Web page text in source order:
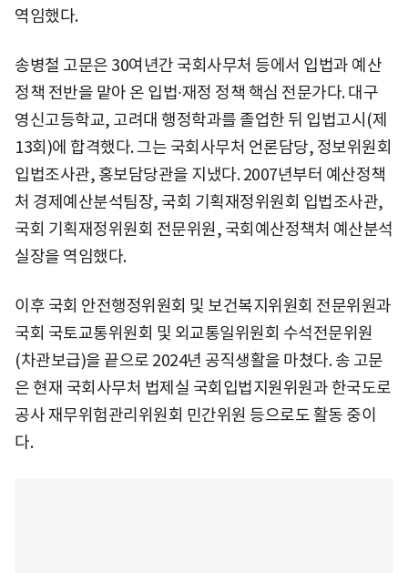
역임했다.
송병철 고문은 30여년간 국회사무처 등에서 입법과 예산
정책 전반을 맡아 온 입법∙재정 정책 핵심 전문가다. 대구
영신고등학교, 고려대 행정학과를 졸업한 뒤 입법고시(제
13회)에 합격했다. 그는 국회사무처 언론담당, 정보위원회
입법조사관, 홍보담당관을 ​지냈다. 2007년부터 예산정책
처 경제예산분석팀장, 국회 기획재정위원회 입법조사관,
국회 기획재정위원회 전문위원, 국회예산정책처 예산분석
실장을 역임했다.
이후 국회 안전행정위원회 및 보건복지위원회 전문위원과
국회 국토교통위원회 및 외교통일위원회 수석전문위원
(차관보급)을 끝으로 2024년 공직생활을 마쳤다. 송 고문
은 현재 국회사무처 법제실 국회입법지원위원과 한국도로
공사 재무위험관리위원회 민간위원 등으로도 활동 중이
다.